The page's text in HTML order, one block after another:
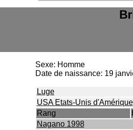
Sexe: Homme
Date de naissance: 19
Luge
USA Etats-Unis d'Amérique
Rang
Nagano 1998